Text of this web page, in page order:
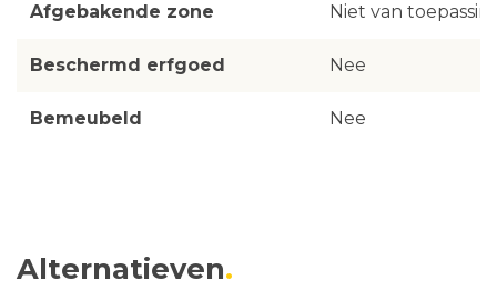
Afgebakende zone Niet van
Beschermd erfgoed Nee
Bemeubeld Nee
Alternatieven